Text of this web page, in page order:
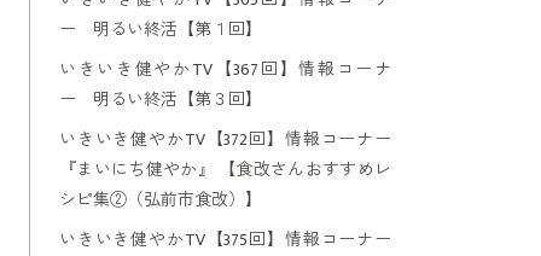
ー 明るい終活【第１回】
いきいき健やかTV【367回】情報コーナ
ー 明るい終活【第３回】
いきいき健やかTV【372回】情報コーナー
『まいにち健やか』 【食改さんおすすめレ
シピ集②（弘前市食改）】
いきいき健やかTV【375回】情報コーナー